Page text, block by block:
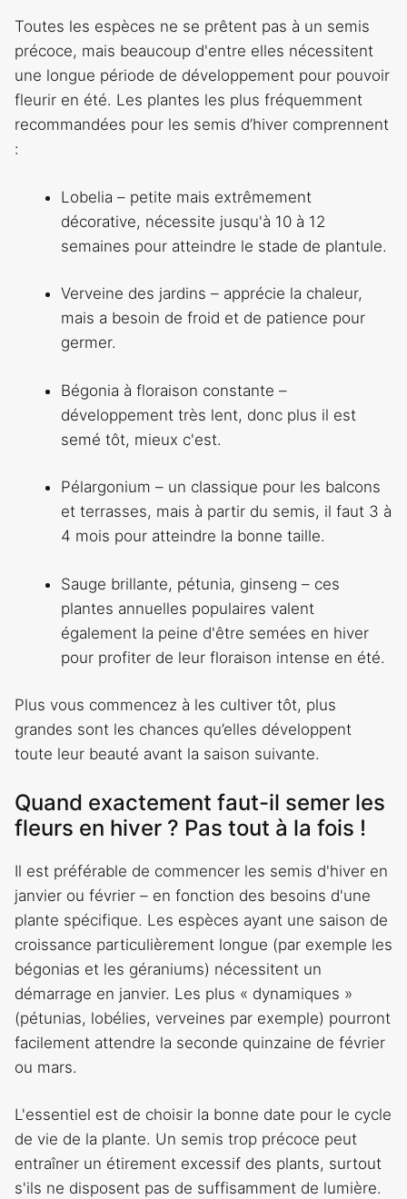
Toutes les espèces ne se prêtent pas à un semis
précoce, mais beaucoup d'entre elles nécessitent
une longue période de développement pour pouvoir
fleurir en été. Les plantes les plus fréquemment
recommandées pour les semis d’hiver comprennent
:
Lobelia – petite mais extrêmement
décorative, nécessite jusqu'à 10 à 12
semaines pour atteindre le stade de plantule.
Verveine des jardins – apprécie la chaleur,
mais a besoin de froid et de patience pour
germer.
Bégonia à floraison constante –
développement très lent, donc plus il est
semé tôt, mieux c'est.
Pélargonium – un classique pour les balcons
et terrasses, mais à partir du semis, il faut 3 à
4 mois pour atteindre la bonne taille.
Sauge brillante, pétunia, ginseng – ces
plantes annuelles populaires valent
également la peine d'être semées en hiver
pour profiter de leur floraison intense en été.
Plus vous commencez à les cultiver tôt, plus
grandes sont les chances qu’elles développent
toute leur beauté avant la saison suivante.
Quand exactement faut-il semer les
fleurs en hiver ? Pas tout à la fois !
Il est préférable de commencer les semis d'hiver en
janvier ou février – en fonction des besoins d'une
plante spécifique. Les espèces ayant une saison de
croissance particulièrement longue (par exemple les
bégonias et les géraniums) nécessitent un
démarrage en janvier. Les plus « dynamiques »
(pétunias, lobélies, verveines par exemple) pourront
facilement attendre la seconde quinzaine de février
ou mars.
L'essentiel est de choisir la bonne date pour le cycle
de vie de la plante. Un semis trop précoce peut
entraîner un étirement excessif des plants, surtout
s'ils ne disposent pas de suffisamment de lumière.